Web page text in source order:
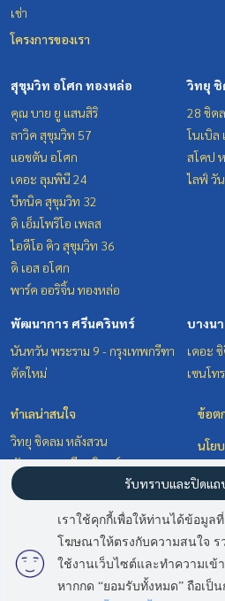
มี2คนกำลังดู
เช่า
โครงการของเรา
สุขุมวิท อโศก ทองหล่อ
คุณ บาย ยู แสนสิริ
ลาวิค สุขุมวิท 57
แอชตัน อโศก
เดอะ ลุมพินี 24
บีทนิค สุขุมวิท 32
ดิ เอ็มโพริโอ เพลส
ไอดีโอ คิว สุขุมวิท 36
ดิ เอส อโศก
พาร์ค ออริจิ้น ทองหล่อ
วิทยุ ชิ
28 ชิด
โนเบิล
สโคป
ไลฟ์ วั
พัฒนาการ ศรีนครินทร์
นันทวัน พระราม 9 - กรุงเทพกรีฑา
ตัดใหม่
บางน
เดอะ
เซนโท
ทำเลน่าสนใจ
วิทยุ ชิดลม หลังสวน
พัฒนาการ ศรีนครินทร์
สุขุมวิท อโศก ทองหล่อ
ข้อต
นโย
เกี่ยว
วิธีก
ติดต่
เราใช้คุกกี้เพื่อให้ท่านได้ข้อมูล
โฆษณาให้ตรงกับความสนใจ ร
ใช้งานเว็บไซต์และทำความเข้
หากกด “ยอมรับทั้งหมด” ถือเป็
รับทราบและปิดแถ